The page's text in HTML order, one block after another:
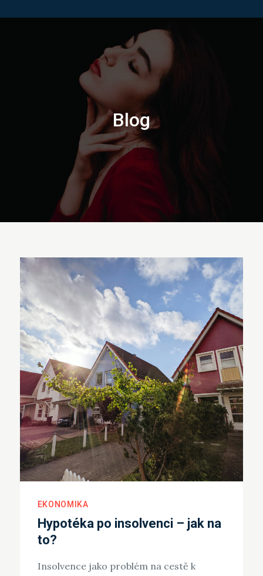
Blog
EKONOMIKA
Hypotéka po insolvenci – jak na
to?
Insolvence jako problém na cestě k